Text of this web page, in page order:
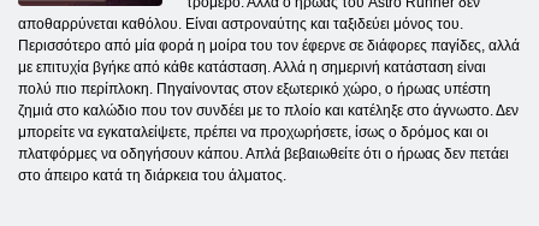
αποθαρρύνεται καθόλου. Είναι αστροναύτης και ταξιδεύει μόνος του.
Περισσότερο από μία φορά η μοίρα του τον έφερνε σε διάφορες παγίδες, αλλά
με επιτυχία βγήκε από κάθε κατάσταση. Αλλά η σημερινή κατάσταση είναι
πολύ πιο περίπλοκη. Πηγαίνοντας στον εξωτερικό χώρο, ο ήρωας υπέστη
ζημιά στο καλώδιο που τον συνδέει με το πλοίο και κατέληξε στο άγνωστο. Δεν
μπορείτε να εγκαταλείψετε, πρέπει να προχωρήσετε, ίσως ο δρόμος και οι
πλατφόρμες να οδηγήσουν κάπου. Απλά βεβαιωθείτε ότι ο ήρωας δεν πετάει
στο άπειρο κατά τη διάρκεια του άλματος.